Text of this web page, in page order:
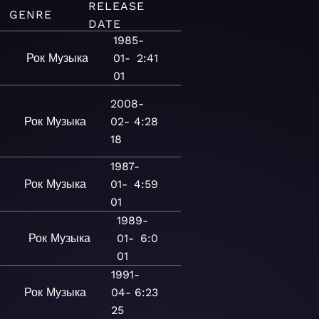
GENRE
RELEASE
DATE
Рок Музыка
1985-
01-
01
2:41
Рок Музыка
2008-
02-
18
4:28
Рок Музыка
1987-
01-
01
4:59
Рок Музыка
1989-
01-
01
6:0
Рок Музыка
1991-
04-
25
6:23